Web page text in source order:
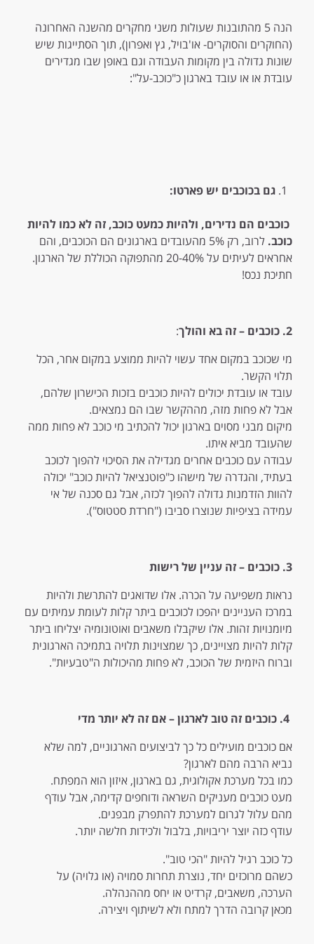
הנה 5 מהתובנות שעולות משני מחקרים מהשנה האחרונה
(החוקרים והסוקרים- או'בויל, גץ ואפרון), תוך הסתייגות שיש
שונות גדולה בין מקומות העבודה וגם באופן שבו מגדירים
עובדת או או עובד בארגון כ"כוכב-על":
גם בכוכבים יש פארטו:
כוכבים הם נדירים, ולהיות כמעט כוכב, זה לא כמו להיות
כוכב.
לרוב, רק 5% מהעובדים בארגונים הם הכוכבים, והם
אחראים לעיתים על 20-40% מהתפוקה הכוללת של הארגון.
חתיכת נכס!
2. כוכבים – זה בא והולך
:
מי שכוכב במקום אחד עשוי להיות ממוצע במקום אחר, הכל
תלוי הקשר.
עובד או עובדת יכולים להיות כוכבים בזכות הכישרון שלהם,
אבל לא פחות מזה, מההקשר שבו הם נמצאים.
מיקום מבני מסוים בארגון יכול להכתיב מי כוכב לא פחות ממה
שהעובד מביא איתו.
עבודה עם כוכבים אחרים מגדילה את הסיכוי להפוך לכוכב
בעתיד, והגדרה של מישהו כ"פוטנציאל להיות כוכב" יכולה
להוות הזדמנות גדולה להפוך לכזה, אבל גם סכנה של אי
עמידה בציפיות שנוצרו סביבו ("חרדת סטטוס").
3. כוכבים – זה עניין של רישות
נראות משפיעה על הכרה. אלו שדואגים להתרשת ולהיות
במרכז העניינים יהפכו לכוכבים ביתר קלות לעומת עמיתים עם
מיומנויות זהות. אלו שיקבלו משאבים ואוטונומיה יצליחו ביתר
קלות להיות מצויינים, כך שמצוינות תלויה בתמיכה הארגונית
וברוח היזמית של הכוכב, לא פחות מהיכולות ה"טבעיות".
4.
כוכבים זה טוב לארגון – אם זה לא יותר מדי
אם כוכבים מועילים כל כך לביצועים הארגוניים, למה שלא
נביא הרבה מהם לארגון?
כמו בכל מערכת אקולוגית, גם בארגון, איזון הוא המפתח.
מעט כוכבים מעניקים השראה ודוחפים קדימה, אבל עודף
מהם עלול לגרום למערכת להתפרק מבפנים.
עודף כזה יוצר יריבויות, בלבול ולכידות חלשה יותר.
כל כוכב רגיל להיות "הכי טוב".
כשהם מרוכזים יחד, נוצרת תחרות סמויה (או גלויה) על
הערכה, משאבים, קרדיט או יחס מההנהלה.
מכאן קרובה הדרך למתח ולא לשיתוף ויצירה.